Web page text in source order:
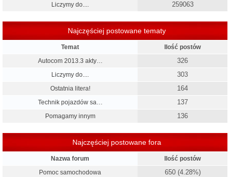
Liczymy do.... 259063
Najczęściej postowane tematy
Temat
Ilość postów
Autocom 2013.3 akty…
326
Liczymy do.... 303
Ostatnia litera! 164
Technik pojazdów sa… 137
Pomagamy innym 136
Najczęściej postowane fora
Nazwa forum
Ilość postów
Pomoc samochodowa
650 (4.28%)